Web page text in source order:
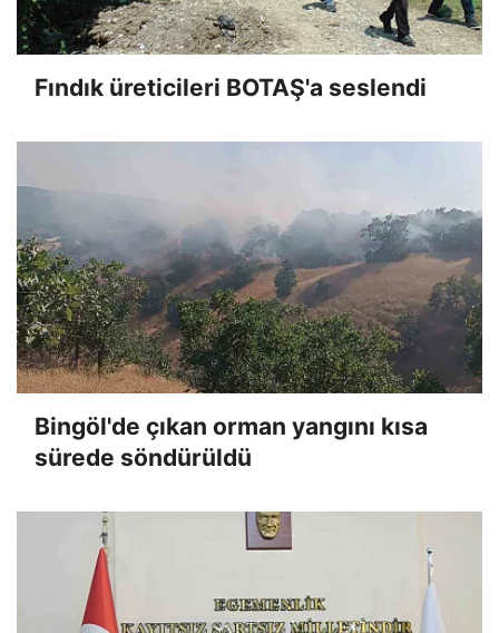
Fındık üreticileri BOTAŞ'a seslendi
Bingöl'de çıkan orman yangını kısa
sürede söndürüldü